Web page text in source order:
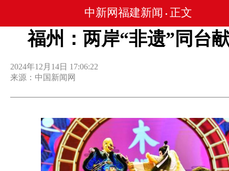
中新网福建新闻 • 正文
福州：两岸“非遗”同台
2024年12月14日 17:06:22
来源：中国新闻网